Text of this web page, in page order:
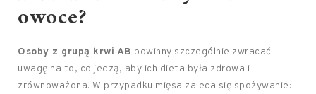
owoce?
Osoby z grupą krwi AB powinny szczególnie zwracać
uwagę na to, co jedzą, aby ich dieta była zdrowa i
zrównoważona. W przypadku mięsa zaleca się spożywanie: